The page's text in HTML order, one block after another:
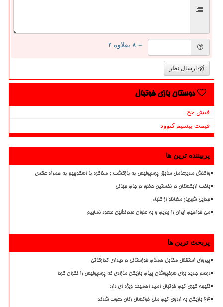
= ۸ بعلاوه ۳
ارسال نظر
دوستان بازی فوتبال
فیش حج
قیمت بیسیم کنوود
پربیننده ترین ها
واکنش مدیرعامل سابق پرسپولیس به بازگشت و مذاکره با اسکوچیچ به همراه عکس
باخت ازبکستان در نخستین حضور در جام جهانی
جدایی شهریار مغانلو از کلباء
می خواهیم ایران را ببریم و به عنوان صدرنشین صعود نماییم
پربحث ترین ها
پیروزی استقلال مقابل همنام خوزستانی در دیداری تدارکاتی
دردسر جدید برای سرخپوشان پیام بازیکن مازادی که پرسپولیس را نگران کرد!
نتیجه گیری تیم فوتبال امید اهمیت ویژه ای دارد
۲۴ بازیکن به اردوی تیم ملی فوتسال زنان دعوت شدند